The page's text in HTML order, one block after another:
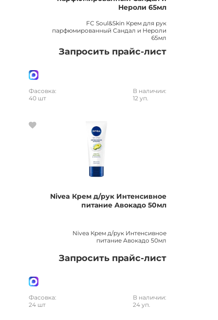
Нероли 65мл
FC Soul&Skin Крем для рук
парфюмированный Сандал и Нероли
65мл
Запросить прайс-лист
Фасовка:
40 шт
В наличии:
12 уп.
Nivea Крем д/рук Интенсивное
питание Авокадо 50мл
Nivea Крем д/рук Интенсивное
питание Авокадо 50мл
Запросить прайс-лист
Фасовка:
24 шт
В наличии:
24 уп.